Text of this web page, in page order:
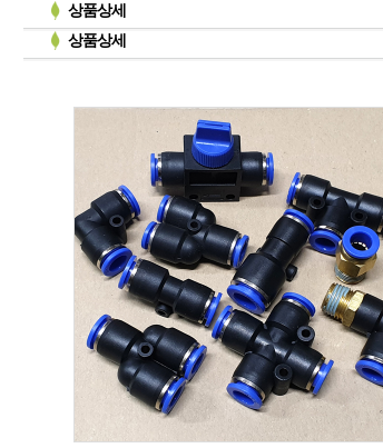
상품상세
상품상세